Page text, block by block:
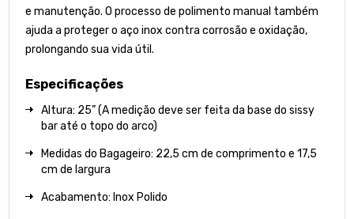
e manutenção. O processo de polimento manual também
ajuda a proteger o aço inox contra corrosão e oxidação,
prolongando sua vida útil.
Especificações
Altura: 25” (A medição deve ser feita da base do sissy
bar até o topo do arco)
Medidas do Bagageiro: 22,5 cm de comprimento e 17,5
cm de largura
Acabamento: Inox Polido